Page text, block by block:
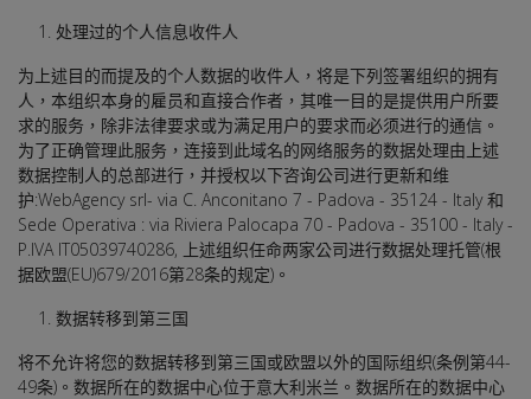
处理过的个人信息收件人
为上述目的而提及的个人数据的收件人，将是下列签署组织的拥有
人，本组织本身的雇员和直接合作者，其唯一目的是提供用户所要
求的服务，除非法律要求或为满足用户的要求而必须进行的通信。
为了正确管理此服务，连接到此域名的网络服务的数据处理由上述
数据控制人的总部进行，并授权以下咨询公司进行更新和维
护:WebAgency srl- via C. Anconitano 7 - Padova - 35124 - Italy 和
Sede Operativa : via Riviera Palocapa 70 - Padova - 35100 - Italy -
P.IVA IT05039740286, 上述组织任命两家公司进行数据处理托管(根
据欧盟(EU)679/2016第28条的规定)。
数据转移到第三国
将不允许将您的数据转移到第三国或欧盟以外的国际组织(条例第44-
49条)。数据所在的数据中心位于意大利米兰。数据所在的数据中心